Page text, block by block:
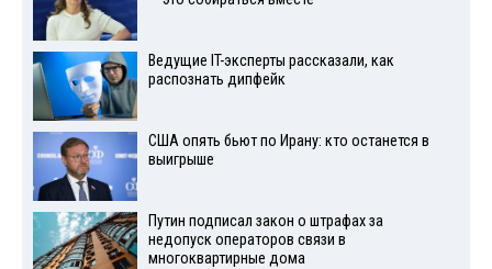
Ведущие IT-эксперты рассказали, как
распознать дипфейк
США опять бьют по Ирану: кто останется в
выигрыше
Путин подписал закон о штрафах за
недопуск операторов связи в
многоквартирные дома